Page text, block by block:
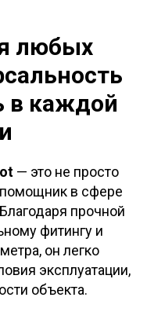
любых
в каждой
— это не просто
в сфере
прочной
фитингу и
он легко
эксплуатации,
объекта.